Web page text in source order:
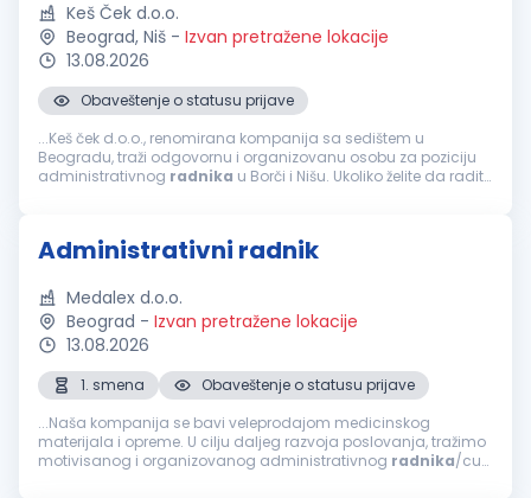
Keš Ček d.o.o.
Beograd, Niš - Izvan pretražene lokacije
13.08.2026
Obaveštenje o statusu prijave
...Keš ček d.o.o., renomirana kompanija sa sedištem u
Beogradu, traži odgovornu i organizovanu osobu za poziciju
administrativnog radnika u Borči i Nišu. Ukoliko želite da radite
Administrativni radnik
Medalex d.o.o.
Beograd - Izvan pretražene lokacije
13.08.2026
1. smena
Obaveštenje o statusu prijave
...Naša kompanija se bavi veleprodajom medicinskog
materijala i opreme. U cilju daljeg razvoja poslovanja, tražimo
motivisanog i organizovanog administrativnog radnika/cu